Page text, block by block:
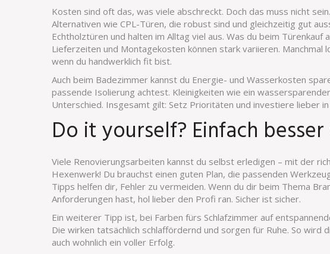
Kosten sind oft das, was viele abschreckt. Doch das muss nicht
Alternativen wie CPL-Türen, die robust sind und gleichzeitig gut
Echtholztüren und halten im Alltag viel aus. Was du beim
Lieferzeiten und Montagekosten können stark variieren. Manchmal
wenn du handwerklich fit bist.
Auch beim Badezimmer kannst du Energie- und Wasserkosten
passende Isolierung achtest. Kleinigkeiten wie ein
Unterschied. Insgesamt gilt: Setz Prioritäten und investiere lieber
Do it yourself? Einfach
Viele Renovierungsarbeiten kannst du selbst erledigen – mit der
Hexenwerk! Du brauchst einen guten Plan, die passenden
Tipps helfen dir, Fehler zu vermeiden. Wenn du dir beim Thema
Anforderungen hast, hol lieber den Profi ran. Sicher ist sicher.
Ein weiterer Tipp ist, bei Farben fürs Schlafzimmer auf
Die wirken tatsächlich schlaffördernd und sorgen für Ruhe. So wird
auch wohnlich ein voller Erfolg.